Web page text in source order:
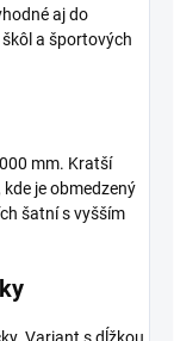
aj do
a športových
mm. Kratší
je obmedzený
šatní s vyšším
Variant s dĺžkou